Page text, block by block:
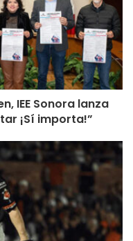
IEE Sonora lanza
¡Sí importa!”